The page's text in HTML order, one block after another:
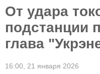
От удара
подстанции
глава
16:00, 21 января 2026